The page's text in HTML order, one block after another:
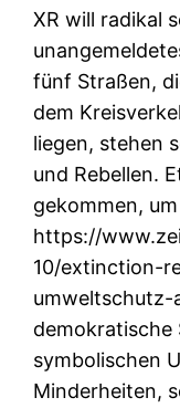
XR will radikal
fünf Straßen,
dem
liegen, stehen
und Rebellen.
gekommen,
https://
10/extinction-
umweltschutz-
demokratische
symbolischen
Minderheiten,